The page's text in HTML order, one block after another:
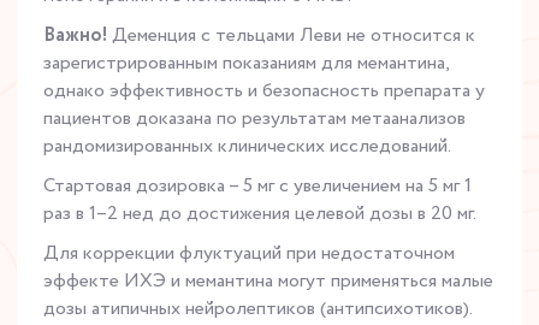
Важно! Деменция с тельцами Леви не относится к
зарегистрированным показаниям для мемантина,
однако эффективность и безопасность препарата у
пациентов доказана по результатам метаанализов
рандомизированных клинических исследований.
Стартовая дозировка – 5 мг с увеличением на 5 мг 1
раз в 1–2 нед до достижения целевой дозы в 20 мг.
Для коррекции флуктуаций при недостаточном
эффекте ИХЭ и мемантина могут применяться малые
дозы атипичных нейролептиков (антипсихотиков).